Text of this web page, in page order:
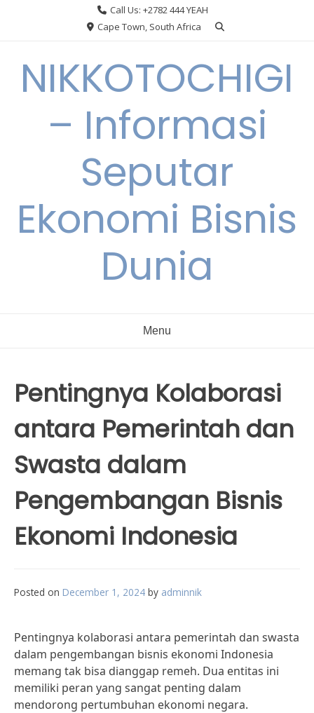
Call Us: +2782 444 YEAH
Cape Town, South Africa
NIKKOTOCHIGI
– Informasi
Seputar
Ekonomi Bisnis
Dunia
Menu
Pentingnya Kolaborasi
antara Pemerintah dan
Swasta dalam
Pengembangan Bisnis
Ekonomi Indonesia
Posted on December 1, 2024 by adminnik
Pentingnya kolaborasi antara pemerintah dan swasta
dalam pengembangan bisnis ekonomi Indonesia
memang tak bisa dianggap remeh. Dua entitas ini
memiliki peran yang sangat penting dalam
mendorong pertumbuhan ekonomi negara.